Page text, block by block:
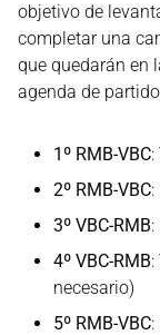
objetivo de
completar una
que quedarán en
agenda de
1º RMB-VBC
2º RMB-VBC
3º VBC-RMB
4º VBC-RMB
necesario)
5º RMB-VBC